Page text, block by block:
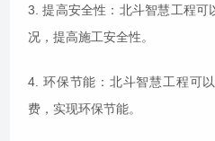
3. 提高安全性：北斗智慧工程可
况，提高施工安全性。
4. 环保节能：北斗智慧工程可
费，实现环保节能。